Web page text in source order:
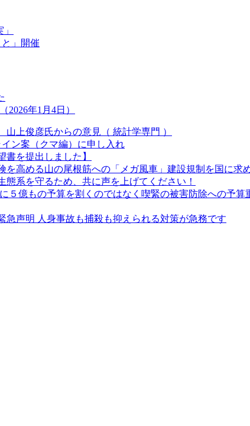
」開催
年1月4日）
上俊彦氏からの意見（ 統計学専門 ）
ン案（クマ編）に申し入れ
書を提出しました】
を高める山の尾根筋への「メガ風車」建設規制を国に求
態系を守るため、共に声を上げてください！
５億もの予算を割くのではなく喫緊の被害防除への予算
声明 人身事故も捕殺も抑えられる対策が急務です